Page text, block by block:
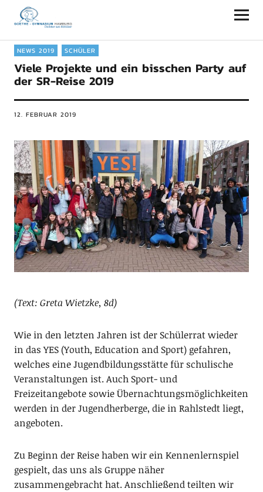
Goethe-Gymnasium Hamburg
NEWS 2019 SCHÜLER
Viele Projekte und ein bisschen Party auf
der SR-Reise 2019
12. FEBRUAR 2019
(Text: Greta Wietzke, 8d)
Wie in den letzten Jahren ist der Schülerrat wieder
in das YES (Youth, Education and Sport) gefahren,
welches eine Jugendbildungsstätte für schulische
Veranstaltungen ist. Auch Sport- und
Freizeitangebote sowie Übernachtungsmöglichkeiten
werden in der Jugendherberge, die in Rahlstedt liegt,
angeboten.
Zu Beginn der Reise haben wir ein Kennenlernspiel
gespielt, das uns als Gruppe näher
zusammengebracht hat. Anschließend teilten wir